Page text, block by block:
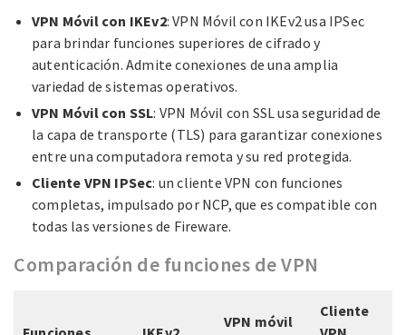
VPN Móvil con IKEv2: VPN Móvil con IKEv2 usa IPSec
para brindar funciones superiores de cifrado y
autenticación. Admite conexiones de una amplia
variedad de sistemas operativos.
VPN Móvil con SSL: VPN Móvil con SSL usa seguridad de
la capa de transporte (TLS) para garantizar conexiones
entre una computadora remota y su red protegida.
Cliente VPN IPSec: un cliente VPN con funciones
completas, impulsado por NCP, que es compatible con
todas las versiones de Fireware.
Comparación de funciones de VPN
VPN móvil
Cliente